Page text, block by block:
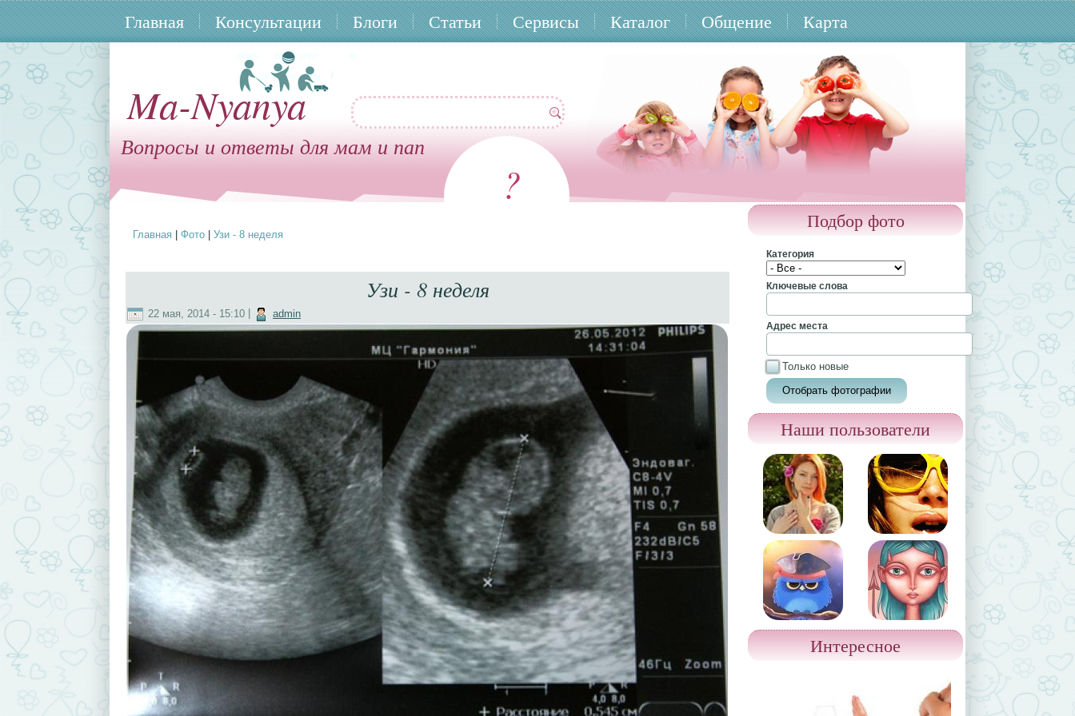
Главная Консультации Блоги Статьи Сервисы Каталог Общение Карта
?
Ma-Nyanya
Вопросы и ответы для мам и пап
Вы здесь
Главная |Фото |Узи - 8 неделя
Узи - 8 неделя
22 мая, 2014 - 15:10 admin
Подбор фото
Категория
Ключевые слова
Адрес места
Только новые
Наши пользователи
Интересное